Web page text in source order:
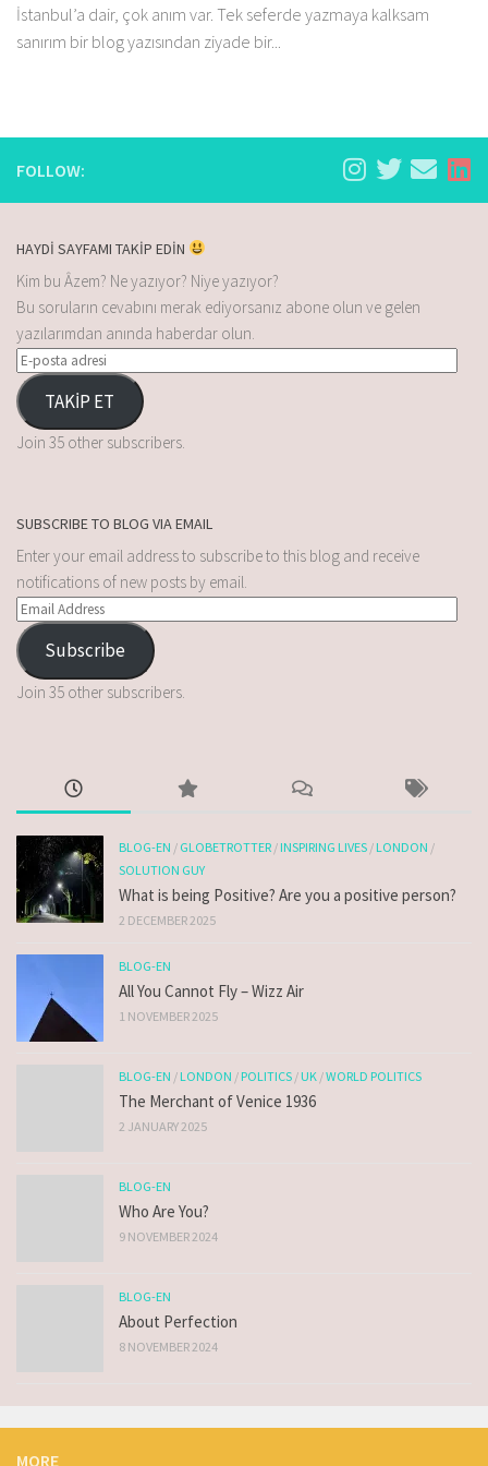
İstanbul’a dair, çok anım var. Tek seferde yazmaya kalksam
sanırım bir blog yazısından ziyade bir...
FOLLOW:
HAYDİ SAYFAMI TAKİP EDİN
Kim bu Âzem? Ne yazıyor? Niye yazıyor?
Bu soruların cevabını merak ediyorsanız abone olun ve gelen
yazılarımdan anında haberdar olun.
TAKİP ET
Join 35 other subscribers.
SUBSCRIBE TO BLOG VIA EMAIL
Enter your email address to subscribe to this blog and receive
notifications of new posts by email.
Subscribe
Join 35 other subscribers.
BLOG-EN / GLOBETROTTER /INSPIRING LIVES /LONDON /
SOLUTION GUY
What is being Positive? Are you a positive person?
2 DECEMBER 2025
BLOG-EN
All You Cannot Fly – Wizz Air
1 NOVEMBER 2025
BLOG-EN /LONDON /POLITICS /UK /WORLD POLITICS
The Merchant of Venice 1936
2 JANUARY 2025
BLOG-EN
Who Are You?
9 NOVEMBER 2024
BLOG-EN
About Perfection
8 NOVEMBER 2024
MORE